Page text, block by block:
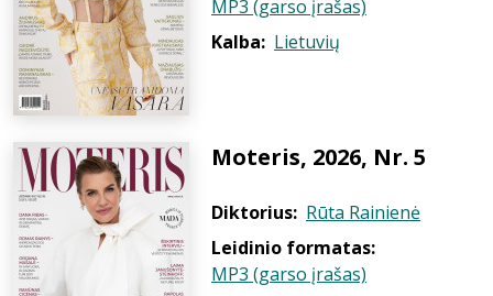
MP3 (garso įrašas)
Kalba: Lietuvių
Moteris, 2026, Nr. 5
Diktorius: Rūta Rainienė
Leidinio formatas:
MP3 (garso įrašas)